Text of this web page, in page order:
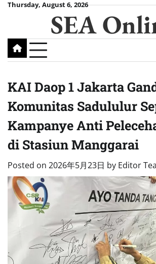
SkipThursday, August 6, 2026
SEA
KAI Daop 1 Jakarta
Komunitas Sadululur
Kampanye Anti
di Stasiun Manggarai
Posted on 2026年5月23日 by Editor